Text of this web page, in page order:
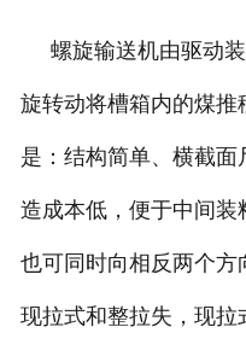
螺旋输送机由驱动装
旋转动将槽箱内的煤推
是：结构简单、横截面
造成本低，便于中间装
也可同时向相反两个
现拉式和整拉失，现拉